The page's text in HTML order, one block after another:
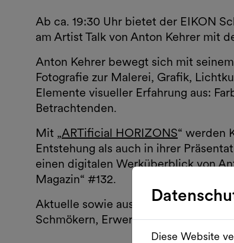
Ab ca. 19:30 Uhr bietet der EIKON
am Artist Talk von Anton Kehrer mit
Anton Kehrer bewegt sich mit
Fotografie zur Malerei, Grafik,
Elemente visueller Erfahrung aus:
Betrachtenden.
Mit „ARTificial HORIZONS“ werden
Entstehung als auch in ihrer
einen digitalen Werküberblick von
Magazin“ #132.
Aktuelle sowie ausgewählte
Schmökern, Erwerben oder
Diese Website